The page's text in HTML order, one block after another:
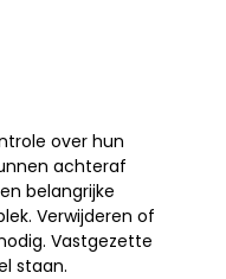
over hun
achteraf
belangrijke
Verwijderen of
Vastgezette
staan.